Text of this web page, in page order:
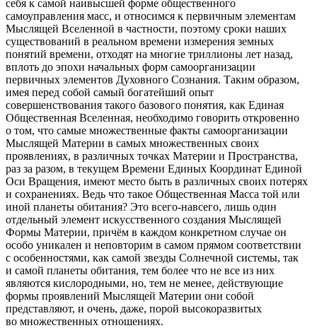
себя к самой наивысшей форме общественного
самоуправления масс, и относимся к первичным элементам
Мыслящей Вселенной в частности, поэтому сроки наших
существований в реальном времени измерения земных
понятий времени, отходят на многие триллионы лет назад,
вплоть до эпохи начальных форм самоорганизации
первичных элементов Духовного Сознания. Таким образом,
имея перед собой самый богатейший опыт
совершенствования такого базового понятия, как Единая
Общественная Вселенная, необходимо говорить откровенно
о том, что самые множественные факты самоорганизации
Мыслящей Материи в самых множественных своих
проявлениях, в различных точках Материи и Пространства,
раз за разом, в текущем Времени Единых Координат Единой
Оси Вращения, имеют место быть в различных своих потерях
и сохранениях. Ведь что такое Общественная Масса той или
иной планеты обитания? Это всего-навсего, лишь один
отдельный элемент искусственного создания Мыслящей
Формы Материи, причём в каждом конкретном случае он
особо уникален и неповторим в самом прямом соответствии
с особенностями, как самой звезды Солнечной системы, так
и самой планеты обитания, тем более что не все из них
являются кислородными, но, тем не менее, действующие
формы проявлений Мыслящей Материи они собой
представляют, и очень, даже, порой высокоразвитых
во множественных отношениях.